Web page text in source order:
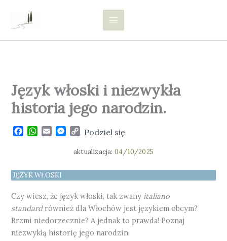
treści
Język włoski i niezwykła
historia jego narodzin.
b
o
W
s
A
p
l
M
e
n
e
r
C
p
L
i
k
Podziel się
aktualizacja: 04/10/2025
JĘZYK WŁOSKI
Czy wiesz, że język włoski, tak zwany italiano
standardrównież dla Włochów jest językiem obcym?
Brzmi niedorzecznie? A jednak to prawda! Poznaj
niezwykłą historię jego narodzin.